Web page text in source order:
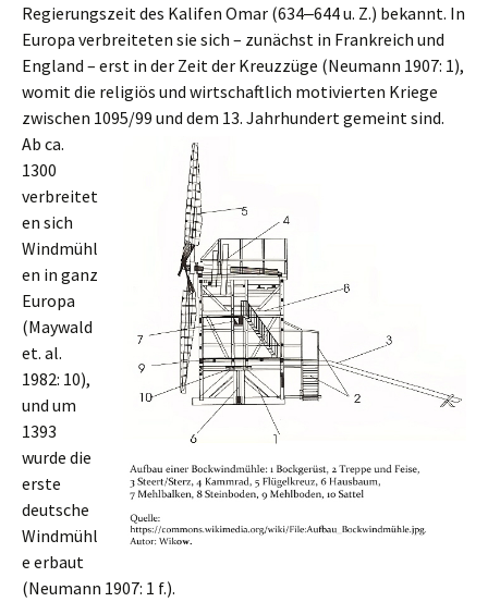
Regierungszeit des Kalifen Omar (634‒644 u. Z.) bekannt. In
Europa verbreiteten sie sich – zunächst in Frankreich und
England – erst in der Zeit der Kreuzzüge (Neumann 1907: 1),
womit die religiös und wirtschaftlich motivierten Kriege
zwischen 1095/99 und dem 13. Jahrhundert gemeint sind.
Ab ca.
1300
verbreitet
en sich
Windmühl
en in ganz
Europa
(Maywald
et. al.
1982: 10),
und um
1393
wurde die
erste
deutsche
Windmühl
e erbaut
(Neumann 1907: 1 f.).